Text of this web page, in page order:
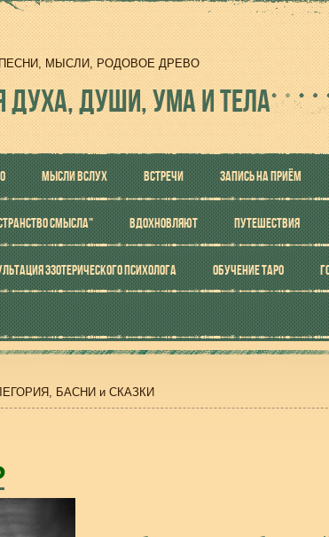
МЫСЛИ, РОДОВОЕ ДРЕВО
ДУХА, ДУШИ, УМА И ТЕЛА
МЫСЛИ ВСЛУХ ВСТРЕЧИ ЗАПИСЬ НА ПРИЁМ
СМЫСЛА" ВДОХНОВЛЯЮТ ПУТЕШЕСТВИЯ
ЭЗОТЕРИЧЕСКОГО ПСИХОЛОГА ОБУЧЕНИЕ ТАРО
БАСНИ и СКАЗКИ